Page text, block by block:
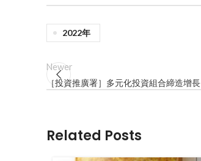
2022年
Newer
［投資推廣署］多元化投資組合締造增長
Related Posts